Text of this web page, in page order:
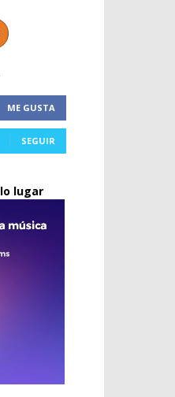
ME GUSTA
SEGUIR
lugar